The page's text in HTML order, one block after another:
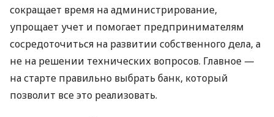
сокращает время на администрирование,
упрощает учет и помогает предпринимателям
сосредоточиться на развитии собственного дела, а
не на решении технических вопросов. Главное —
на старте правильно выбрать банк, который
позволит все это реализовать.